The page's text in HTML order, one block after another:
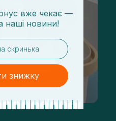
вже чекає —
наші новини!
знижку